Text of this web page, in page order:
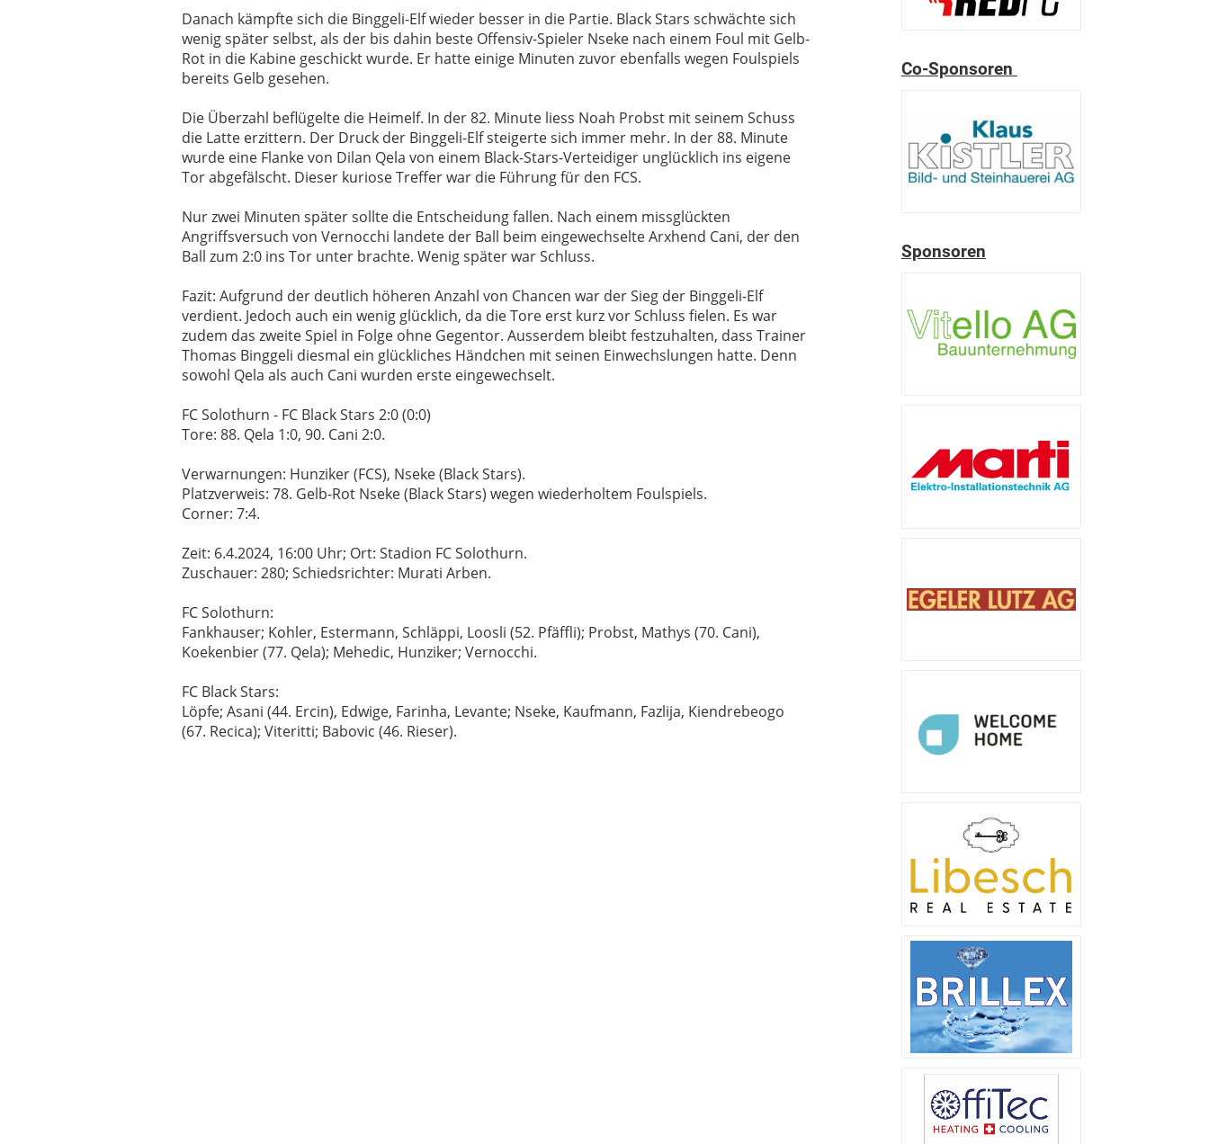
Danach kämpfte sich die Binggeli-Elf wieder besser in die Partie. Black Stars schwächte sich
wenig später selbst, als der bis dahin beste Offensiv-Spieler Nseke nach einem Foul mit Gelb-
Rot in die Kabine geschickt wurde. Er hatte einige Minuten zuvor ebenfalls wegen Foulspiels
bereits Gelb gesehen.
Die Überzahl beflügelte die Heimelf. In der 82. Minute liess Noah Probst mit seinem Schuss
die Latte erzittern. Der Druck der Binggeli-Elf steigerte sich immer mehr. In der 88. Minute
wurde eine Flanke von Dilan Qela von einem Black-Stars-Verteidiger unglücklich ins eigene
Tor abgefälscht. Dieser kuriose Treffer war die Führung für den FCS.
Nur zwei Minuten später sollte die Entscheidung fallen. Nach einem missglückten
Angriffsversuch von Vernocchi landete der Ball beim eingewechselte Arxhend Cani, der den
Ball zum 2:0 ins Tor unter brachte. Wenig später war Schluss.
Fazit: Aufgrund der deutlich höheren Anzahl von Chancen war der Sieg der Binggeli-Elf
verdient. Jedoch auch ein wenig glücklich, da die Tore erst kurz vor Schluss fielen. Es war
zudem das zweite Spiel in Folge ohne Gegentor. Ausserdem bleibt festzuhalten, dass Trainer
Thomas Binggeli diesmal ein glückliches Händchen mit seinen Einwechslungen hatte. Denn
sowohl Qela als auch Cani wurden erste eingewechselt.
FC Solothurn - FC Black Stars 2:0 (0:0)
Tore: 88. Qela 1:0, 90. Cani 2:0.
Verwarnungen: Hunziker (FCS), Nseke (Black Stars).
Platzverweis: 78. Gelb-Rot Nseke (Black Stars) wegen wiederholtem Foulspiels.
Corner: 7:4.
Zeit: 6.4.2024, 16:00 Uhr; Ort: Stadion FC Solothurn.
Zuschauer: 280; Schiedsrichter: Murati Arben.
FC Solothurn:
Fankhauser; Kohler, Estermann, Schläppi, Loosli (52. Pfäffli); Probst, Mathys (70. Cani),
Koekenbier (77. Qela); Mehedic, Hunziker; Vernocchi.
FC Black Stars:
Löpfe; Asani (44. Ercin), Edwige, Farinha, Levante; Nseke, Kaufmann, Fazlija, Kiendrebeogo
(67. Recica); Viteritti; Babovic (46. Rieser).
Co-Sponsoren
Sponsoren